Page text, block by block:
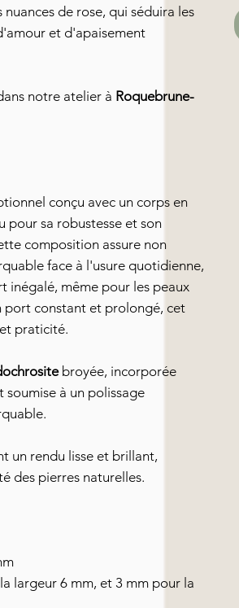
de rose, qui séduira les
et d'apaisement
notre atelier à Roquebrune-
conçu avec un corps en
pour sa robustesse et son
composition assure non
face à l'usure quotidienne,
inégalé, même pour les peaux
port constant et prolongé, cet
praticité.
broyée, incorporée
soumise à un polissage
un rendu lisse et brillant,
des pierres naturelles.
largeur 6 mm, et 3 mm pour la